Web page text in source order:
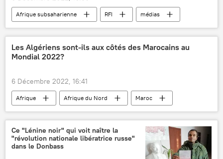
Afrique subsaharienne RFI
médias
Mali
Burkina Faso terrorisme
Les Algériens sont-ils aux côtés des Marocains au
Mondial 2022?
6 Décembre 2022, 16:41
Afrique Afrique du Nord
Maroc
Mondial 2022
Espagne
soutien
Alger
Algérie
Rabat
politique
diplomatie
Ce "Lénine noir" qui voit naître la
"révolution nationale libératrice russe"
dans le Donbass